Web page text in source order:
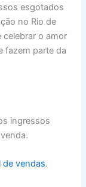
esgotados
no Rio de
celebrar o amor
fazem parte da
ingressos
de vendas.